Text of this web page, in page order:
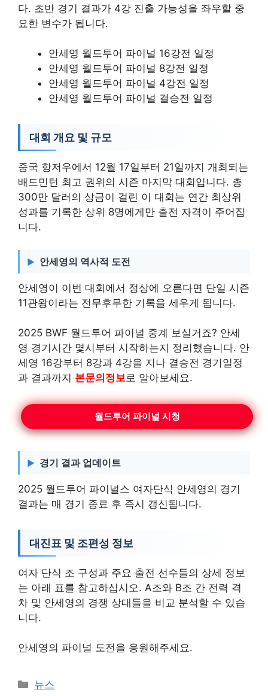
다. 초반 경기 결과가 4강 진출 가능성을 좌우할 중
요한 변수가 됩니다.
안세영 월드투어 파이널 16강전 일정
안세영 월드투어 파이널 8강전 일정
안세영 월드투어 파이널 4강전 일정
안세영 월드투어 파이널 결승전 일정
대회 개요 및 규모
중국 항저우에서 12월 17일부터 21일까지 개최되는
배드민턴 최고 권위의 시즌 마지막 대회입니다. 총
300만 달러의 상금이 걸린 이 대회는 연간 최상위
성과를 기록한 상위 8명에게만 출전 자격이 주어집
니다.
안세영의 역사적 도전
안세영이 이번 대회에서 정상에 오른다면 단일 시즌
11관왕이라는 전무후무한 기록을 세우게 됩니다.
2025 BWF 월드투어 파이널 중계 보실거죠? 안세
영 경기시간 몇시부터 시작하는지 정리했습니다. 안
세영 16강부터 8강과 4강을 지나 결승전 경기일정
과 결과까지 본문의정보로 알아보세요.
월드투어 파이널 시청
경기 결과 업데이트
2025 월드투어 파이널스 여자단식 안세영의 경기
결과는 매 경기 종료 후 즉시 갱신됩니다.
대진표 및 조편성 정보
여자 단식 조 구성과 주요 출전 선수들의 상세 정보
는 아래 표를 참고하십시오. A조와 B조 간 전력 격
차 및 안세영의 경쟁 상대들을 비교 분석할 수 있습
니다.
안세영의 파이널 도전을 응원해주세요.
카
뉴스